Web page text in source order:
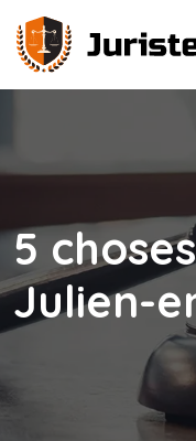
5
Julien-